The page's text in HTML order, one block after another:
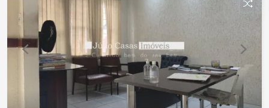
lavanderia, dois cômodos de serviço. Garagem
para dois veículos em vagas paralelas e
cobertas, com portão de alumínio em pintura
anodizada marrom e com acionamento eletrônico.
Situada na região central com fácil acesso à
avenida Jucelino Kubitscheck e às principais
avenidas que servem à zona sul e zona oeste.